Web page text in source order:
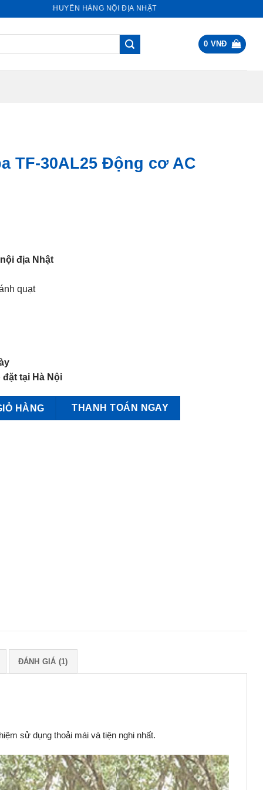
- CHUYÊN HÀNG NỘI ĐỊA NHẬT
0 VNĐ
TF-30AL25 Động cơ AC
địa Nhật
quạt
tại Hà Nội
cơ AC số lượng
HÀNG THANH TOÁN NGAY
ĐÁNH GIÁ (1)
sử dụng thoải mái và tiện nghi nhất.